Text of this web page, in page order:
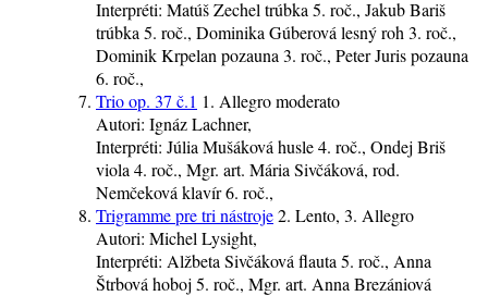
Interpréti: Matúš Zechel trúbka 5. roč., Jakub Bariš
trúbka 5. roč., Dominika Gúberová lesný roh 3. roč.,
Dominik Krpelan pozauna 3. roč., Peter Jurispozauna
6. roč.,
Trio op. 37 č.1 1. Allegro moderato
Autori: Ignáz Lachner,
Interpréti: Júlia Mušáková husle4. roč., Ondej Briš
viola 4. roč., Mgr. art. Mária Sivčáková, rod.
Nemčeková klavír6. roč.,
Trigramme pre tri nástroje2. Lento, 3. Allegro
Autori: Michel Lysight,
Interpréti: Alžbeta Sivčáková flauta 5. roč., Anna
Štrbová hoboj 5. roč., Mgr. art. Anna Brezániová